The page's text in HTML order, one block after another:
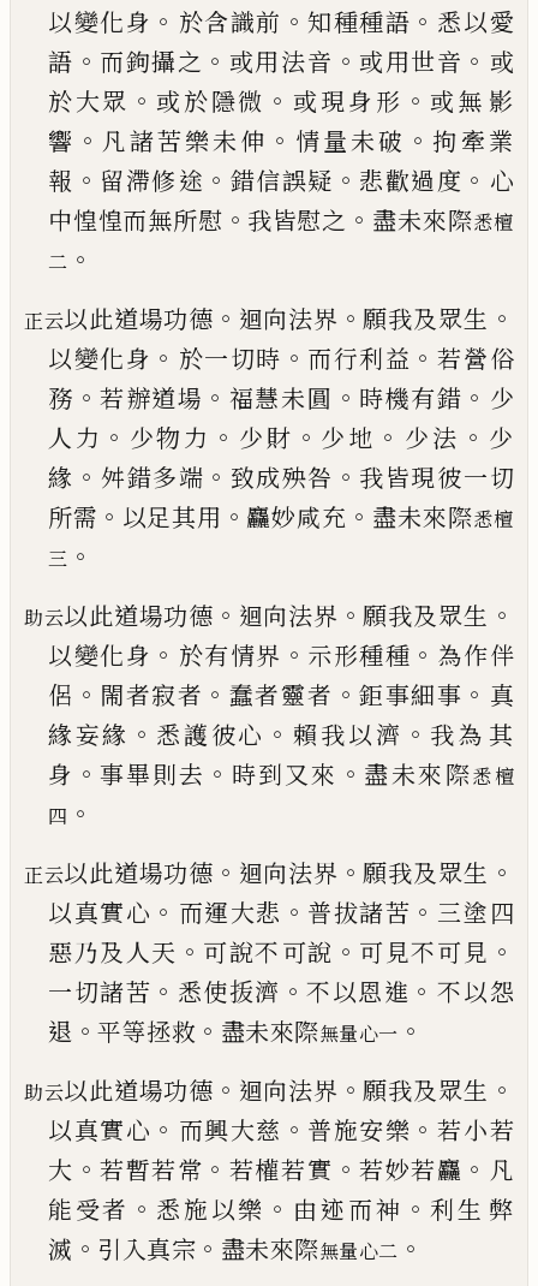
以變化身 。 於含識前 。 知種種語 。 悉以愛
語 。 而鉤攝之 。 或用法音 。 或用世音 。 或
於大眾 。 或於隱微 。 或現身形 。 或無 影
響 。 凡諸苦樂未伸 。 情量未破 。 拘牽業
報 。 留滯修途 。 錯信誤疑 。 悲歡過度 。 心
中惶惶而無所慰 。 我皆慰之 。 盡未來際悉檀
二 。
正云以此道場功德 。 迴向法界 。 願我及眾生 。
以變化身 。 於一切時 。 而行利益 。 若營俗
務 。 若辦道場 。 福慧未圓 。 時機有錯 。 少
人力 。 少物力 。 少財 。 少地 。 少法 。 少
緣 。 舛錯多端 。 致成殃咎 。 我皆現彼一切
所需 。 以足其用 。 麤妙咸充 。 盡未來際悉檀
三 。
助云以此道場功德 。 迴向法界 。 願我及眾生 。
以變化身 。 於有情界 。 示形種種 。 為作伴
侶 。 閙者寂者 。 蠢者靈者 。 鉅事細事 。 真
緣妄緣 。 悉護彼心 。 賴我以濟 。 我為 其
身 。 事畢則去 。 時到又來 。 盡未來際悉檀
四 。
正云以此道場功德 。 迴向法界 。 願我及眾生 。
以真實心 。 而運大悲 。 普拔諸苦 。 三塗四
惡乃及人天 。 可說不可說 。 可見不可見 。
一切諸苦 。 悉使㧞濟 。 不以恩進 。 不以怨
退 。 平等拯救 。 盡未來際無量心一 。
助云以此道場功德 。 迴向法界 。 願我及眾生 。
以真實心 。 而興大慈 。 普施安樂 。 若小若
大 。 若暫若常 。 若權若實 。 若妙若麤 。 凡
能受者 。 悉施以樂 。 由迹而神 。 利生 弊
滅 。 引入真宗 。 盡未來際無量心二 。